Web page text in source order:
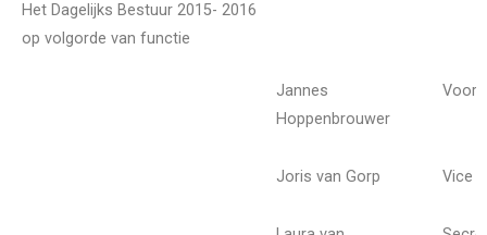
Het Dagelijks Bestuur 2015- 2016
op volgorde van functie
Jannes
Hoppenbrouwer
Joris van Gorp Vice